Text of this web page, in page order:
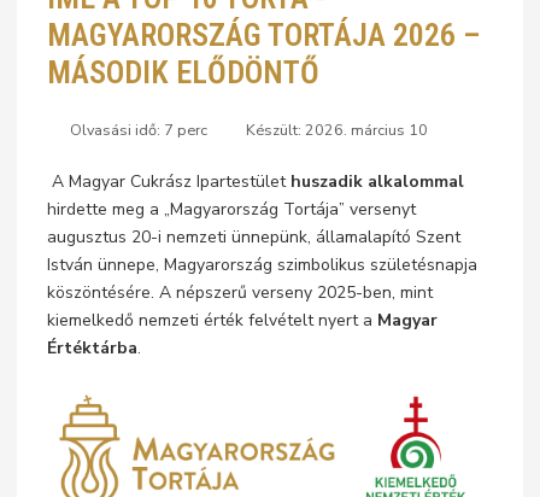
MAGYARORSZÁG TORTÁJA 2026 –
MÁSODIK ELŐDÖNTŐ
Olvasási idő: 7 perc Készült: 2026. március 10
A Magyar Cukrász Ipartestület huszadik alkalommal
hirdette meg a „Magyarország Tortája” versenyt
augusztus 20-i nemzeti ünnepünk, államalapító Szent
István ünnepe, Magyarország szimbolikus születésnapja
köszöntésére. A népszerű verseny 2025-ben, mint
kiemelkedő nemzeti érték felvételt nyert a Magyar
Értéktárba.